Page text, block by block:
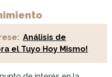
Análisis de
el Tuyo Hoy Mismo!